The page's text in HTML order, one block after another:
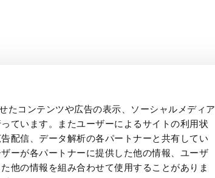
たコンテンツや広告の表示、ソーシャルメディア
ています。またユーザーによるサイトの利用状
配信、データ解析の各パートナーと共有してい
ーが各パートナーに提供した他の情報、ユーザ
他の情報を組み合わせて使用することがありま